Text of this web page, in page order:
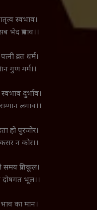
स्वभाव।
भेद प्रभाव।।
व्रत धर्म।
गुण मर्म।।
दुर्भाव।
लगाव।।
हो पुरजोर।
न कोर।।
प्रतिकूल।
भूल।।
का मान।